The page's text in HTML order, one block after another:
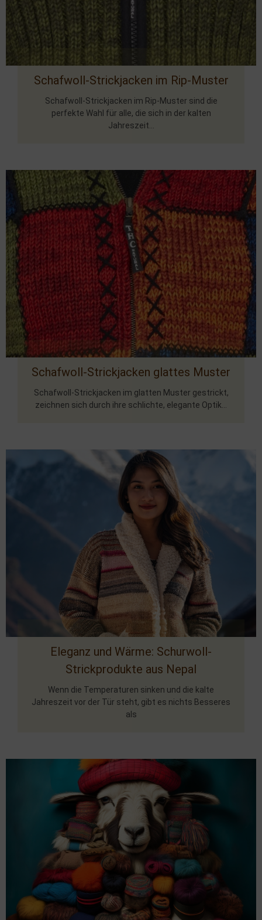
Schafwoll-Strickjacken im Rip-Muster
Schafwoll-Strickjacken im Rip-Muster sind die
perfekte Wahl für alle, die sich in der kalten
Jahreszeit...
Schafwoll-Strickjacken glattes Muster
Schafwoll-Strickjacken im glatten Muster gestrickt,
zeichnen sich durch ihre schlichte, elegante Optik...
Eleganz und Wärme: Schurwoll-
Strickprodukte aus Nepal
Wenn die Temperaturen sinken und die kalte
Jahreszeit vor der Tür steht, gibt es nichts Besseres
als